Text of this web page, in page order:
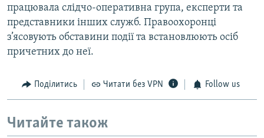
працювала слідчо-оперативна група, експерти та
представники інших служб. Правоохоронці
з’ясовують обставини події та встановлюють осіб
причетних до неї.
Поділитись Читати без VPN Follow us
Читайте також